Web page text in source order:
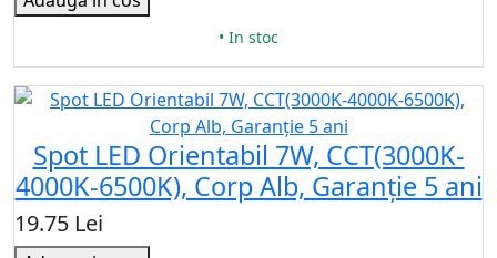
• In stoc
Spot LED Orientabil 7W, CCT(3000K-
4000K-6500K), Corp Alb, Garanție 5 ani
19.75 Lei